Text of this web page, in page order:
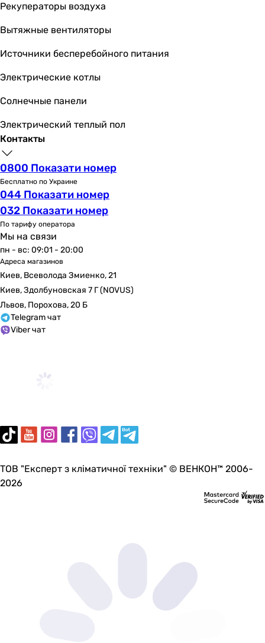
Рекуператоры воздуха
Вытяжные вентиляторы
Источники бесперебойного питания
Электрические котлы
Солнечные панели
Электрический теплый пол
Контакты
0800 Показати номер
Бесплатно по Украине
044 Показати номер
032 Показати номер
По тарифу оператора
Мы на связи
пн - вс: 09:01 - 20:00
Адреса магазинов
Киев, Всеволода Змиенко, 21
Киев, Здолбуновская 7 Г (NOVUS)
Львов, Порохова, 20 Б
Telegram чат
Viber чат
ТОВ "Експерт з кліматичної техніки" © ВЕНКОН™ 2006-
2026